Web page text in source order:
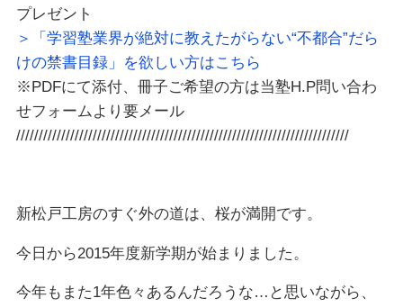
プレゼント
＞「学習塾業界が絶対に教えたがらない“不都合”だら
けの禁書目録」を欲しい方はこちら
※PDFにて添付、冊子ご希望の方は当塾H.P問い合わ
せフォームより要メール
//////////////////////////////////////////////////////////////////////////
新松戸工房のすぐ外の道は、桜が満開です。
今日から2015年度新学期が始まりました。
今年もまた1年色々あるんだろうな…と思いながら、